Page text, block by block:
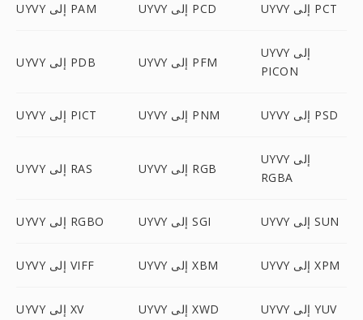
UYVY إلى PAM UYVY إلى PCD UYVY إلى PCT
UYVY إلى PDB UYVY إلى PFM
UYVY إلى
PICON
UYVY إلى PICT UYVY إلى PNM UYVY إلى PSD
UYVY إلى RAS UYVY إلى RGB
UYVY إلى
RGBA
UYVY إلى RGBO UYVY إلى SGI UYVY إلى SUN
UYVY إلى VIFF UYVY إلى XBM UYVY إلى XPM
UYVY إلى XV UYVY إلى XWD UYVY إلى YUV